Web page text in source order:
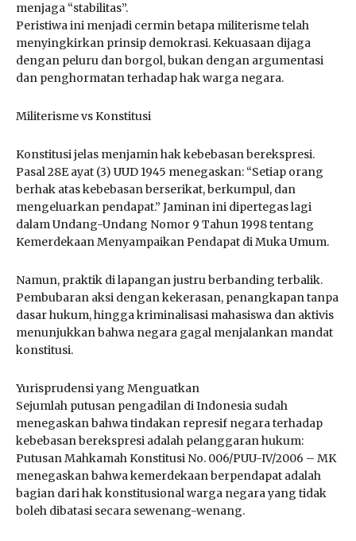
menjaga “stabilitas”.
Peristiwa ini menjadi cermin betapa militerisme telah
menyingkirkan prinsip demokrasi. Kekuasaan dijaga
dengan peluru dan borgol, bukan dengan argumentasi
dan penghormatan terhadap hak warga negara.
Militerisme vs Konstitusi
Konstitusi jelas menjamin hak kebebasan berekspresi.
Pasal 28E ayat (3) UUD 1945 menegaskan: “Setiap orang
berhak atas kebebasan berserikat, berkumpul, dan
mengeluarkan pendapat.” Jaminan ini dipertegas lagi
dalam Undang-Undang Nomor 9 Tahun 1998 tentang
Kemerdekaan Menyampaikan Pendapat di Muka Umum.
Namun, praktik di lapangan justru berbanding terbalik.
Pembubaran aksi dengan kekerasan, penangkapan tanpa
dasar hukum, hingga kriminalisasi mahasiswa dan aktivis
menunjukkan bahwa negara gagal menjalankan mandat
konstitusi.
Yurisprudensi yang Menguatkan
Sejumlah putusan pengadilan di Indonesia sudah
menegaskan bahwa tindakan represif negara terhadap
kebebasan berekspresi adalah pelanggaran hukum:
Putusan Mahkamah Konstitusi No. 006/PUU-IV/2006 – MK
menegaskan bahwa kemerdekaan berpendapat adalah
bagian dari hak konstitusional warga negara yang tidak
boleh dibatasi secara sewenang-wenang.